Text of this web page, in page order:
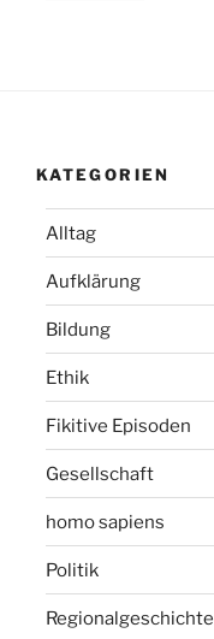
KATEGORIEN
Alltag
Aufklärung
Bildung
Ethik
Fikitive Episoden
Gesellschaft
homo sapiens
Politik
Regionalgeschichte